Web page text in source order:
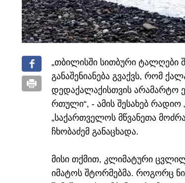
„თბილისში სითბური ტალღები
განაშენიანება გვაქვს, რომ
დედაქალაქისთვის არამარტო
რთული“, - ამის შესახებ რადიო
„საქართველოს მწვანეთა
ჩხობაძემ განაცხადა.
მისი თქმით, კლიმატური
იმატოს შტორმებმა. როგორც